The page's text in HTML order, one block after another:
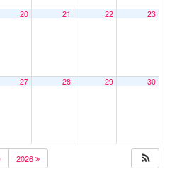
20 21 22 23
27 28 29 30
2026